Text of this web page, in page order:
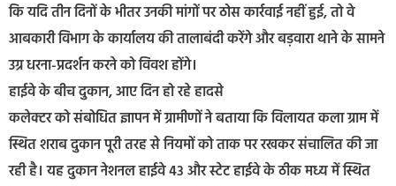
कि यदि तीन दिनों के भीतर उनकी मांगों पर ठोस कार्रवाई नहीं हुई, तो वे
आबकारी विभाग के कार्यालय की तालाबंदी करेंगे और बड़वारा थाने के सामने
उग्र धरना-प्रदर्शन करने को विवश होंगे।
​हाईवे के बीच दुकान, आए दिन हो रहे हादसे
​कलेक्टर को संबोधित ज्ञापन में ग्रामीणों ने बताया कि विलायत कला ग्राम में
स्थित शराब दुकान पूरी तरह से नियमों को ताक पर रखकर संचालित की जा
रही है। यह दुकान नेशनल हाईवे 43 और स्टेट हाईवे के ठीक मध्य में स्थित